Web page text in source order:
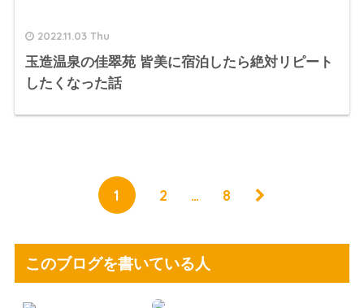
2022.11.03 Thu
玉造温泉の佳翠苑 皆美に宿泊したら絶対リピート
したくなった話
1 2 … 8
このブログを書いている人